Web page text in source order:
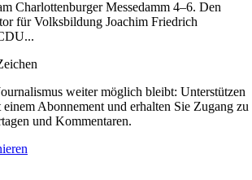
Charlottenburger Messedamm 4–6. Den
für Volksbildung Joachim Friedrich
weiter möglich bleibt: Unterstützen
Abonnement und erhalten Sie Zugang zu
und Kommentaren.